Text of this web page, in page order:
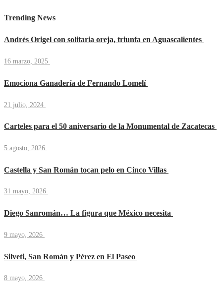
Trending News
Andrés Origel con solitaria oreja, triunfa en Aguascalientes
16 marzo, 2025
Emociona Ganadería de Fernando Lomelí
21 julio, 2024
Carteles para el 50 aniversario de la Monumental de Zacatecas
5 agosto, 2026
Castella y San Román tocan pelo en Cinco Villas
31 mayo, 2026
Diego Sanromán… La figura que México necesita
9 mayo, 2026
Silveti, San Román y Pérez en El Paseo
8 mayo, 2026